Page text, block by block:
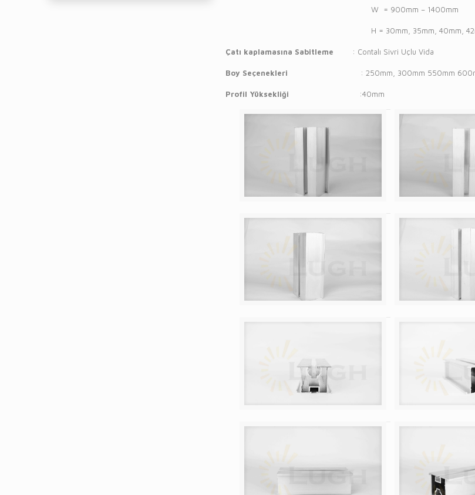
W = 900mm – 1400mm
H = 30mm, 35mm, 40mm,
Çatı kaplamasına Sabitleme : Contalı Sivri Uçlu Vida
Boy Seçenekleri : 250mm, 300mm 550mm 600mm
Profil Yüksekliği :40mm